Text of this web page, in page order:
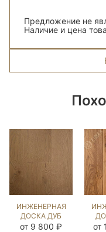
Предложение не
Наличие и цена
ИНЖЕНЕРНАЯ
ДОСКА ДУБ
БЕРТ
от 9 800 ₽ от